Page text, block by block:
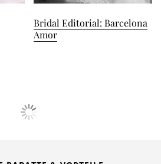
Bridal Editorial: Barcelona
Amor
TORTEN & SWEETS